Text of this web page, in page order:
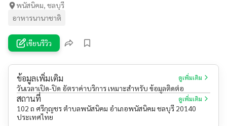
พนัสนิคม, ชลบุรี
อาหารนานาชาติ
เขียนรีวิว
ข้อมูลเพิ่มเติม ดูเพิ่มเติม
วันเวลาเปิด-ปิด อัตราค่าบริการ เหมาะสำหรับ ข้อมูลติดต่อ
สถานที่ ดูเพิ่มเติม
102 ถ ศรีกุญชร ตำบลพนัสนิคม อำเภอพนัสนิคม ชลบุรี 20140
ประเทศไทย